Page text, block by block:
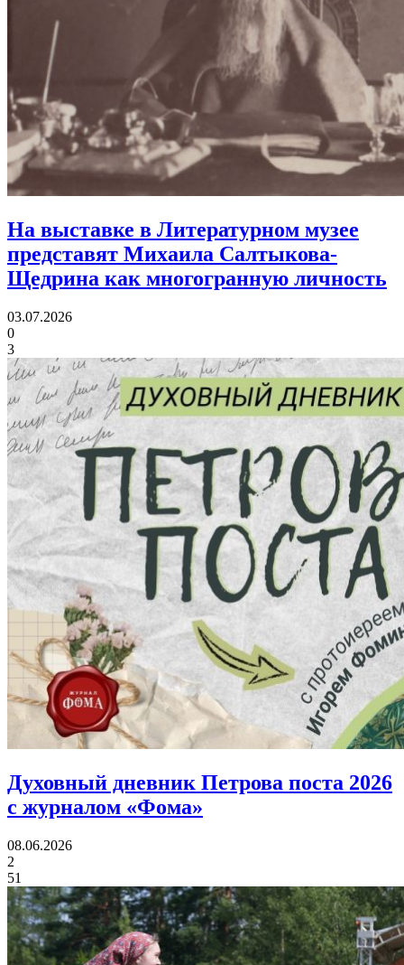
На выставке в Литературном музее
представят Михаила Салтыкова-
Щедрина как многогранную личность
03.07.2026
0
3
Духовный дневник Петрова поста 2026
с журналом «Фома»
08.06.2026
2
51